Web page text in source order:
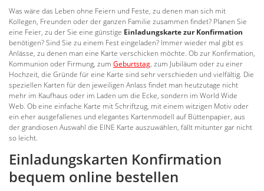
Was wäre das Leben ohne Feiern und Feste, zu denen man sich mit
Kollegen, Freunden oder der ganzen Familie zusammen findet? Planen Sie
eine Feier, zu der Sie eine günstige Einladungskarte zur Konfirmation
benötigen? Sind Sie zu einem Fest eingeladen? Immer wieder mal gibt es
Anlässe, zu denen man eine Karte verschicken möchte. Ob zur Konfirmation,
Kommunion oder Firmung, zum Geburtstag, zum Jubiläum oder zu einer
Hochzeit, die Gründe für eine Karte sind sehr verschieden und vielfältig. Die
speziellen Karten für den jeweiligen Anlass findet man heutzutage nicht
mehr im Kaufhaus oder im Laden um die Ecke, sondern im World Wide
Web. Ob eine einfache Karte mit Schriftzug, mit einem witzigen Motiv oder
ein eher ausgefallenes und elegantes Kartenmodell auf Büttenpapier, aus
der grandiosen Auswahl die EINE Karte auszuwählen, fällt mitunter gar nicht
so leicht.
Einladungskarten Konfirmation
bequem online bestellen